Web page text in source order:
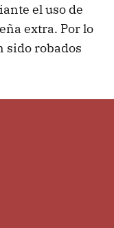
el uso de
extra. Por lo
sido robados